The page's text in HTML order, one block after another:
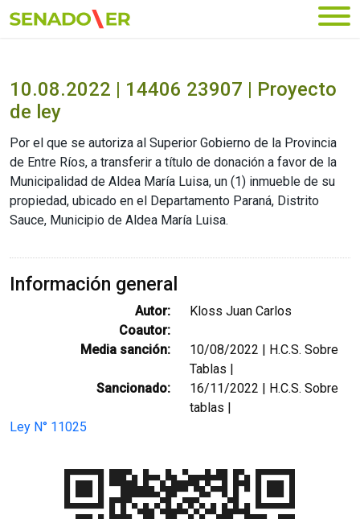
Ir al menú principal
10.08.2022 | 14406 23907 | Proyecto
de ley
Por el que se autoriza al Superior Gobierno de la Provincia
de Entre Ríos, a transferir a título de donación a favor de la
Municipalidad de Aldea María Luisa, un (1) inmueble de su
propiedad, ubicado en el Departamento Paraná, Distrito
Sauce, Municipio de Aldea María Luisa.
Información general
Autor:
Kloss Juan Carlos
Coautor:
Media sanción:
10/08/2022 | H.C.S. Sobre
Tablas |
Sancionado:
16/11/2022 | H.C.S. Sobre
tablas |
Ley N° 11025